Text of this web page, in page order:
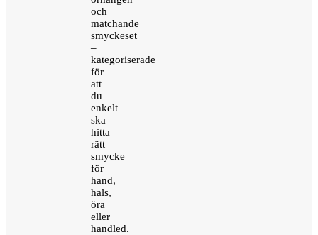
och
matchande
smyckeset
–
kategoriserade
för
att
du
enkelt
ska
hitta
rätt
smycke
för
hand,
hals,
öra
eller
handled.